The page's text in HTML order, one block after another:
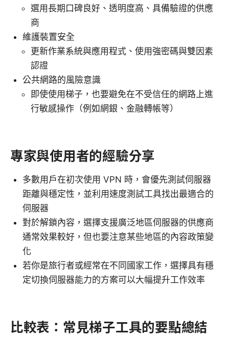
選用長期口碑良好、透明度高、具備驗證的供應
商
維護裝置安全
更新作業系統與應用程式、使用強密碼與雙因素
認證
公共網路的風險意識
即使使用梯子，也要避免在不受信任的網路上進
行敏感操作（例如網銀、金融轉帳等）
專家與使用者的經驗分享
多數用戶在初次使用 VPN 時，會優先測試伺服器
距離與穩定性，並利用速度測試工具找出最適合的
伺服器
對於解鎖內容，選擇支援廣泛地區伺服器的供應商
通常效果較好，但也要注意某些地區的內容政策變
化
若你是旅行者或經常在不同國家工作，選擇具有穩
定切換伺服器能力的方案可以大幅提升工作效率
比較表：常見梯子工具的要點總結